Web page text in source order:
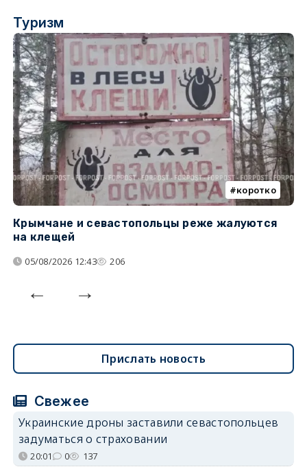
Туризм
коротко
Крымчане и севастопольцы реже жалуются
на клещей
05/08/2026 12:43 206
Прислать новость
Свежее
Украинские дроны заставили севастопольцев
задуматься о страховании
20:01 0 137